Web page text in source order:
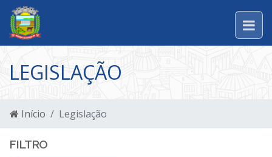
LEGISLAÇÃO
Início Legislação
FILTRO